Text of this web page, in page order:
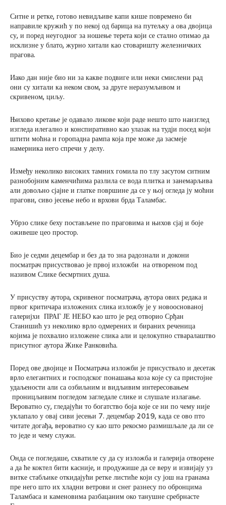
Ситне и ретке, готово невидљиве капи кише повремено би
направиле кружић у по некој од барица на путељку а ова двојица
су, и поред неугодног за ношење терета који се стално отимао да
исклизне у блато, журно хитали као стоваришту железничких
прагова.
Иако дан није био ни за какве подвиге или неки смислени рад
они су хитали ка неком свом, за друге неразумљивом и
скривеном, циљу.
Њихово кретање је одавало ликове који раде нешто што наизглед
изгледа илегално и конспиративно као улазак на тудји посед који
штити моћна и горопадна рампа која пре може да засмеје
намерника него спречи у делу.
Између неколико високих тамних гомила по тлу засутом ситним
разнобојним каменчићима разлила се вода плитка и занемарљива
али довољно сјајне и глатке површине да се у њој огледа ју моћни
прагови, сиво јесење небо и врхови брда Таламбас.
Убрзо слике беху постављене по праговима и њихов сјај и боје
оживеше цео простор.
Био је седми децембар и без да то зна радознали и докони
посматрач присуствовао је првој изложби на отвореном под
називом Слике бесмртних душа.
У присуству аутора, скривеног посматрача, аутора ових редака и
првог критичара изложених слика изложбу је у новооснованој
галеријхи ПРАГ ЈЕ НЕБО као што је ред отворио Срђан
Станишић уз неколико врло одмерених и бираних реченица
којима је похвалио изложене слика али и целокупно стваралаштво
присутног аутора Жике Ранковића.
Поред ове двојице и Посматрача изложби је присуствало и десетак
врло елегантних и господског понашања коза које су са пристојне
удаљености али са озбиљним и видљивим интересовањем
проницљивим погледом загледале слике и слушале излагање.
Вероватно су, гледајући то богатство боја које се ни по чему није
уклапало у овај сиви јесењи 7. децембар 2019, када се ово пто
читате догађа, вероватно су као што рекосмо размишљале да ли се
то једе и чему служи.
Онда се погледаше, схватиле су да су изложба и галерија отворене
а да ће коктел бити касније, и продужише да се веру и извијају уз
витке стабљике откидајући ретке листиће који су још на гранама
пре него што их хладни ветрови и снег разнесу по обронцима
Таламбаса и каменовима разбацаним око танушне сребрнасте